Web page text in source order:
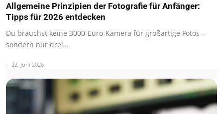
Allgemeine Prinzipien der Fotografie für Anfänger:
Tipps für 2026 entdecken
Du brauchst keine 3000-Euro-Kamera für großartige Fotos –
sondern nur drei…
22. Juni 2026